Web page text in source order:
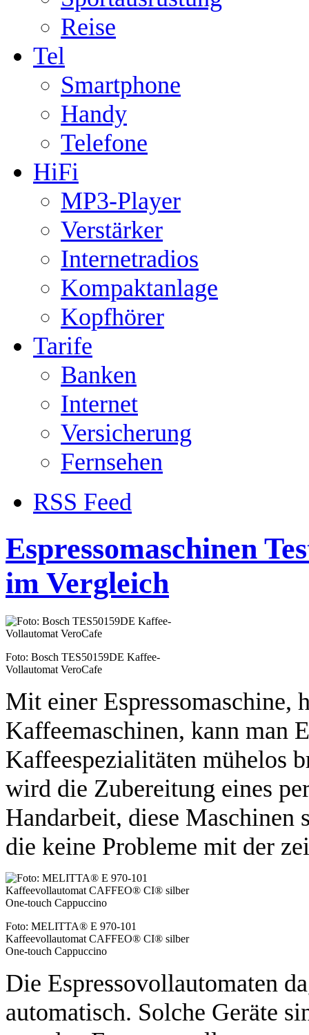
Reise
Tel
Smartphone
Handy
Telefone
HiFi
MP3-Player
Verstärker
Internetradios
Kompaktanlage
Kopfhörer
Tarife
Banken
Internet
Versicherung
Fernsehen
RSS Feed
Espressomaschinen
im Vergleich
Foto: Bosch TES50159DE Kaffee-
Vollautomat VeroCafe
Mit einer Espressomaschine,
Kaffeemaschinen, kann man
Kaffeespezialitäten mühelos
wird die Zubereitung eines
Handarbeit, diese
die keine Probleme mit der
Foto: MELITTA® E 970-101
Kaffeevollautomat CAFFEO® CI® silber
One-touch Cappuccino
Die Espressovollautomaten
automatisch. Solche Geräte